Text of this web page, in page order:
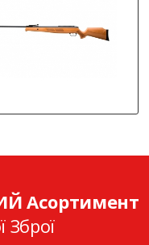
Асортимент
Зброї